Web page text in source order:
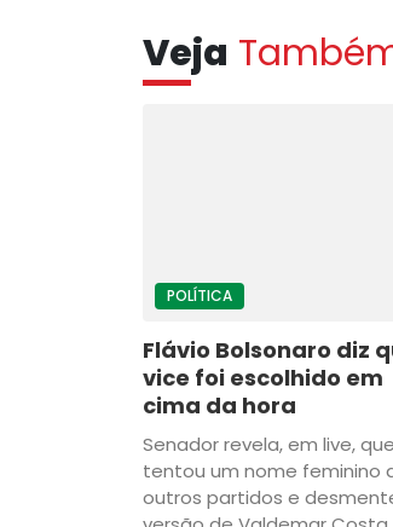
Veja
POLÍTICA
Flávio Bolsonaro diz
vice foi escolhido em
cima da hora
Senador revela, em live, que
tentou um nome feminino
outros partidos e